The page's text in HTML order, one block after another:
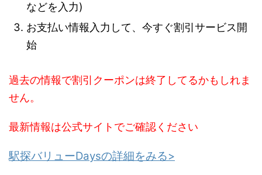
などを入力)
お支払い情報入力して、今すぐ割引サービス開
始
過去の情報で割引クーポンは終了してるかもしれま
せん。
最新情報は公式サイトでご確認ください
駅探バリューDaysの詳細をみる>